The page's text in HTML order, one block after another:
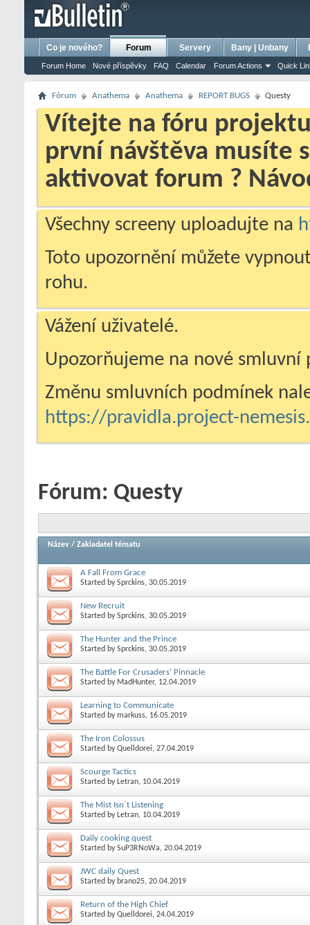
Co je nového? Forum
Forum Home Nové příspěvky FAQ Calendar Forum Actions Quick
Servery Bany | Unbany
Fórum Anathema Anathema REPORT BUGS Questy
Vítejte na fóru projektu
první návštěva musíte
aktivovat forum ?
Všechny screeny uploadujte na
Toto upozornění můžete
rohu.
Vážení uživatelé.
Upozorňujeme na nové smluvní
Změnu smluvních podmínek
https://pravidla.project-
Fórum: Questy
Název / Zakladatel tématu
A Fall From Grace
Started bySprckins, 30.05.2019
New Recruit
Started bySprckins, 30.05.2019
The Hunter and the Prince
Started bySprckins, 30.05.2019
The Battle For Crusaders' Pinnacle
Started by MadHunter, 12.04.2019
Learning to Communicate
Started bymarkuss, 16.05.2019
The Iron Colossus
Started byQuelldorei, 27.04.2019
Scourge Tactics
Started by Letran, 10.04.2019
The Mist Isn´t Listening
Started by Letran, 10.04.2019
Daily cooking quest
Started bySuP3RNoWa, 20.04.2019
JWC daily Quest
Started by brano25, 20.04.2019
Return of the High Chief
Started byQuelldorei, 24.04.2019